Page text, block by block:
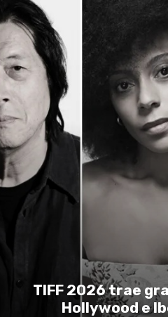
TIFF 2026 trae
Hollywood e